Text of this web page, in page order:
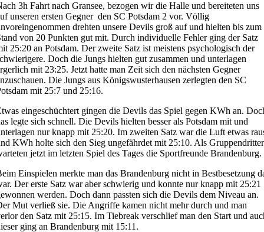
3h Fahrt nach Gransee, bezogen wir die Halle und bereiteten uns
unseren ersten Gegner den SC Potsdam 2 vor. Völlig
drehten unsere Devils groß auf und hielten bis zum
von 20 Punkten gut mit. Durch individuelle Fehler ging der Satz
25:20 an Potsdam. Der zweite Satz ist meistens psychologisch der
Doch die Jungs hielten gut zusammen und unterlagen
mit 23:25. Jetzt hatte man Zeit sich den nächsten Gegner
Die Jungs aus Königswusterhausen zerlegten den SC
mit 25:7 und 25:16.
eingeschüchtert gingen die Devils das Spiel gegen KWh an.
legte sich schnell. Die Devils hielten besser als Potsdam mit und
nur knapp mit 25:20. Im zweiten Satz war die Luft etwas
KWh holte sich den Sieg ungefährdet mit 25:10. Als Gruppendritter
jetzt im letzten Spiel des Tages die Sportfreunde Brandenburg.
Einspielen merkte man das Brandenburg nicht in Bestbesetzung
Der erste Satz war aber schwierig und konnte nur knapp mit 25:21
werden. Doch dann passten sich die Devils dem Niveau an.
Mut verließ sie. Die Angriffe kamen nicht mehr durch und man
den Satz mit 25:15. Im Tiebreak verschlief man den Start und
ging an Brandenburg mit 15:11.